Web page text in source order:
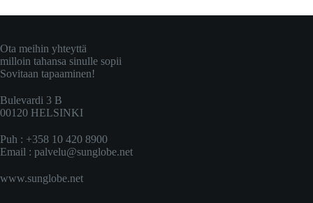
Ota meihin yhteyttä
milloin tahansa sinulle sopii
Sovitaan tapaaminen!
Bulevardi 3 B
00120 HELSINKI
Puh : +358 10 420 8900
Email : palvelu@sunglobe.net
www.sunglobe.net